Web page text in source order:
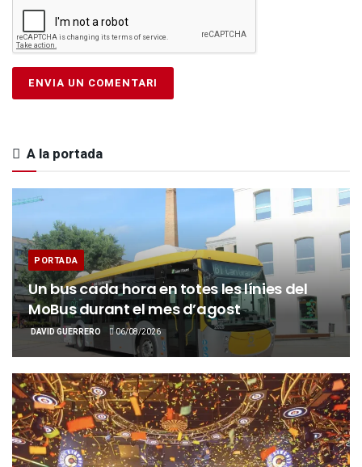
A la portada
PORTADA
Un bus cada hora en totes les línies del
MoBus durant el mes d’agost
DAVID GUERRERO 06/08/2026